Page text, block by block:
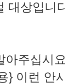
대상입니
주십시
이런 안